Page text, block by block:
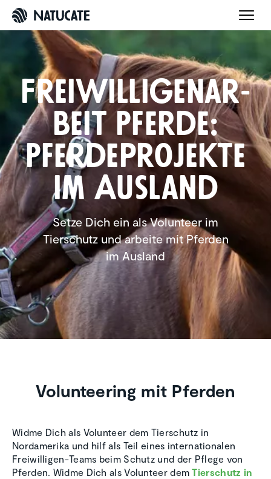
Freiwil­li­gen­ar­
beit Pferde:
Pferde­pro­jekte
im Ausland
Setze Dich ein als Volunteer im
Tierschutz und arbeite mit Pferden
im Ausland
Volunteering mit Pferden
Widme Dich als Volunteer dem Tierschutz in
Nordamerika und hilf als Teil eines internationalen
Freiwilligen-Teams beim Schutz und der Pflege von
Pferden. Widme Dich als Volunteer demTierschutz in